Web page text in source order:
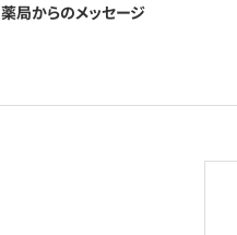
薬局からのメッセージ